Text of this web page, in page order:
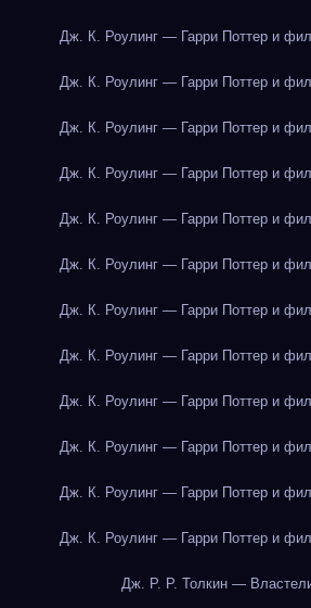
Дж. К. Роулинг — Гарри Поттер и
Дж. К. Роулинг — Гарри Поттер и
Дж. К. Роулинг — Гарри Поттер и
Дж. К. Роулинг — Гарри Поттер и
Дж. К. Роулинг — Гарри Поттер и
Дж. К. Роулинг — Гарри Поттер и
Дж. К. Роулинг — Гарри Поттер и
Дж. К. Роулинг — Гарри Поттер и
Дж. К. Роулинг — Гарри Поттер и
Дж. К. Роулинг — Гарри Поттер и
Дж. К. Роулинг — Гарри Поттер и
Дж. К. Роулинг — Гарри Поттер и
Дж. Р. Р. Толкин —